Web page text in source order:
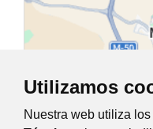
Utilizamos
Nuestra web utiliza
Avenida de